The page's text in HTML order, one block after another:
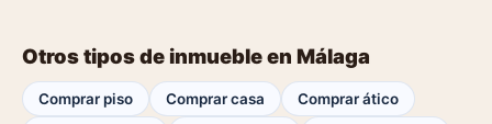
Otros tipos de inmueble en Málaga
Comprar piso Comprar casa
Comprar ático